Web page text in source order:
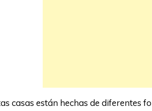
casas están hechas de diferentes